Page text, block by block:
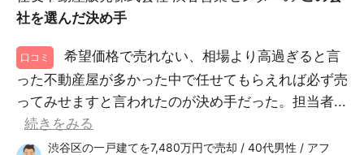
社を選んだ決め手
口コミ
希望価格で売れない、相場より高過ぎると言
った不動産屋が多かった中で任せてもらえれば必ず売
ってみせますと言われたのが決め手だった。担当者...
続きをみる
渋谷区の一戸建てを7,480万円で売却 / 40代男性 / アフ